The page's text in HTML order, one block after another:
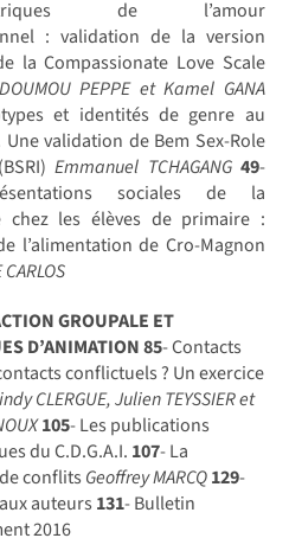
de l’amour
: validation de la version
la Compassionate Love Scale
PEPPE et Kamel GANA
et identités de genre au
validation de Bem Sex-Role
Emmanuel TCHAGANG 49-
sociales de la
chez les élèves de primaire :
l’alimentation de Cro-Magnon
GROUPALE ET
D’ANIMATION85- Contacts
conflictuels ? Un exercice
CLERGUE, Julien TEYSSIER et
105- Les publications
du C.D.G.A.I. 107- La
conflits Geoffrey MARCQ129-
auteurs 131- Bulletin
2016